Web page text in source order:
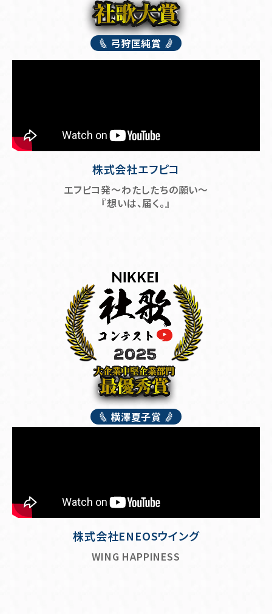
弓狩匡純賞
株式会社エフピコ
エフピコ発～わたしたちの願い～
『想いは、届く。』
横澤夏子賞
株式会社ENEOSウイング
WING HAPPINESS